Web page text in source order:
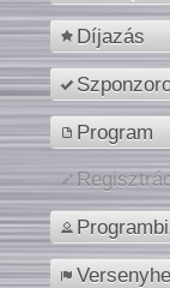
Díjazás
Program